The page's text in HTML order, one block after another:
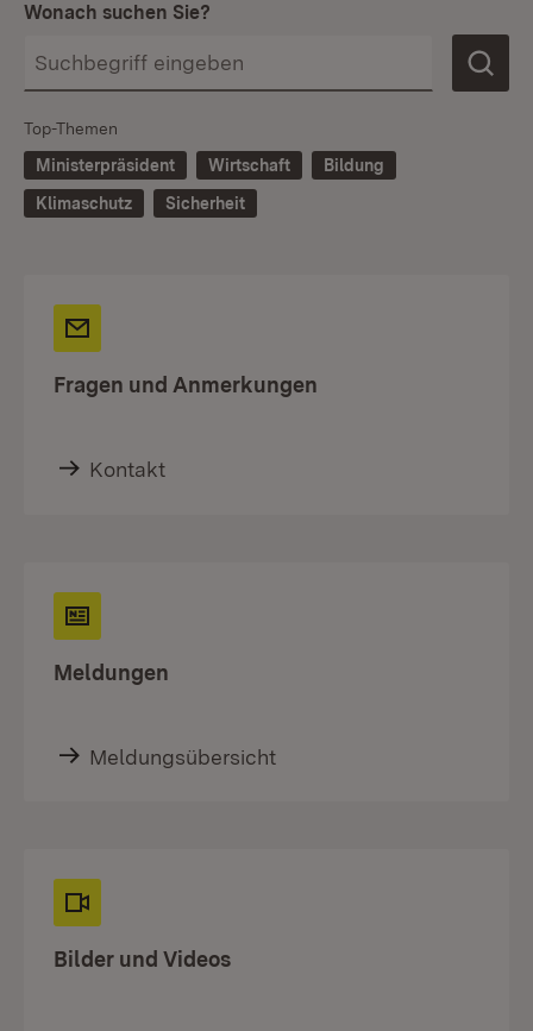
Wonach suchen Sie?
Top-Themen
Ministerpräsident
Wirtschaft
Bildung
Klimaschutz
Sicherheit
Fragen und Anmerkungen
Kontakt
Meldungen
Meldungsübersicht
Bilder und Videos